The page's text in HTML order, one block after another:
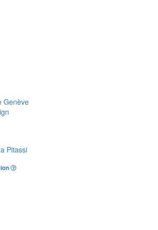
Genève
Pitassi